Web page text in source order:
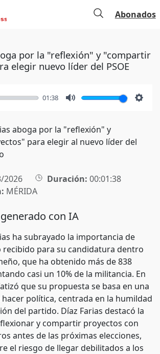
Abonados
por la "reflexión" y "compartir
elegir nuevo líder del PSOE
01:38
aboga por la "reflexión" y
para elegir al nuevo líder del
2026 Duración: 00:01:38
MÉRIDA
con IA
ha subrayado la importancia de
recibido para su candidatura dentro
que ha obtenido más de 838
casi un 10% de la militancia. En
que su propuesta se basa en una
política, centrada en la humildad
del partido. Díaz Farias destacó la
y compartir proyectos con
antes de las próximas elecciones,
el riesgo de llegar debilitados a los